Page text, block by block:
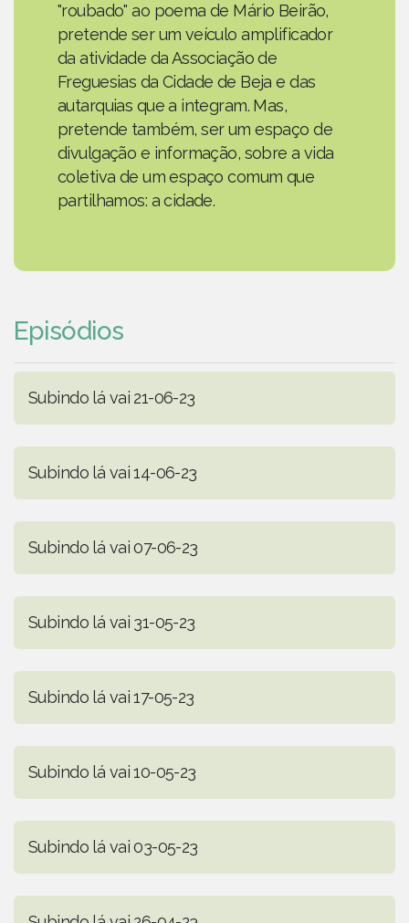
"roubado" ao poema de Mário Beirão,
pretende ser um veículo amplificador
da atividade da Associação de
Freguesias da Cidade de Beja e das
autarquias que a integram. Mas,
pretende também, ser um espaço de
divulgação e informação, sobre a vida
coletiva de um espaço comum que
partilhamos: a cidade.
Episódios
Subindo lá vai 21-06-23
Subindo lá vai 14-06-23
Subindo lá vai 07-06-23
Subindo lá vai 31-05-23
Subindo lá vai 17-05-23
Subindo lá vai 10-05-23
Subindo lá vai 03-05-23